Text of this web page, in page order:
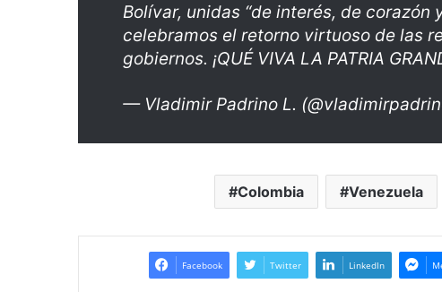
Bolívar, unidas “de interés, de corazón
celebramos el retorno virtuoso de las
gobiernos. ¡QUÉ VIVA LA PATRIA
— Vladimir Padrino L.
Colombia Venezuela
Facebook Twitter LinkedIn